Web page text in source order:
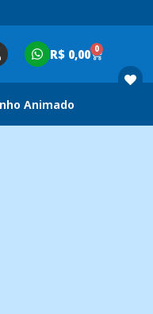
R$ 0,00 0
Animado